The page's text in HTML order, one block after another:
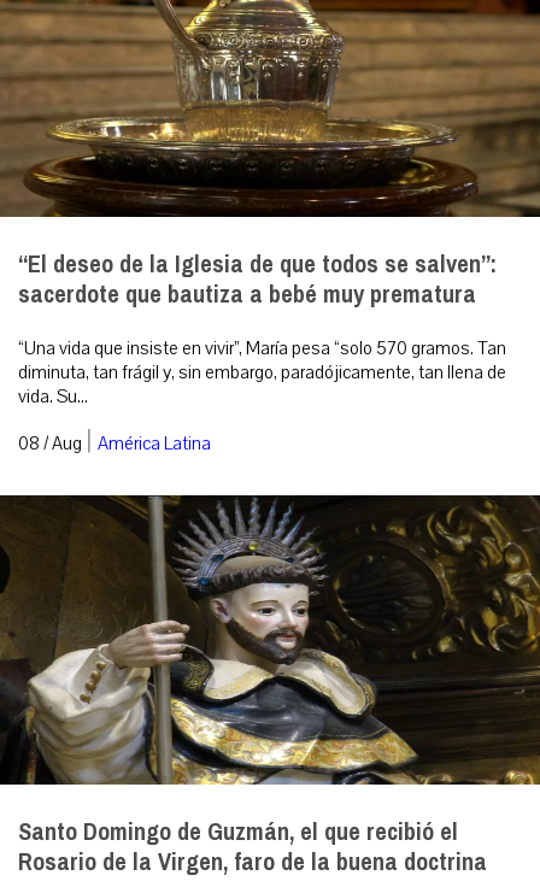
“El deseo de la Iglesia de que todos se salven”:
sacerdote que bautiza a bebé muy prematura
“Una vida que insiste en vivir”, María pesa “solo 570 gramos. Tan
diminuta, tan frágil y, sin embargo, paradójicamente, tan llena de
vida. Su...
08 / Aug | América Latina
Santo Domingo de Guzmán, el que recibió el
Rosario de la Virgen, faro de la buena doctrina